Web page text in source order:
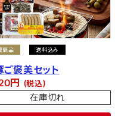
商品 送料込み
ご褒美セット
税込
在庫切れ